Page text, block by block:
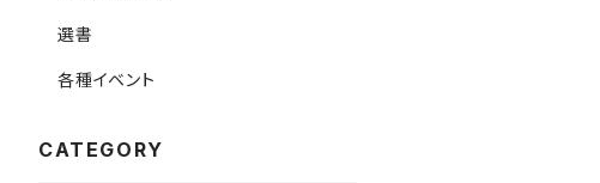
選書
各種イベント
CATEGORY